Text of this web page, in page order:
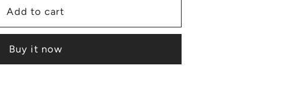
Add to cart
Buy it now